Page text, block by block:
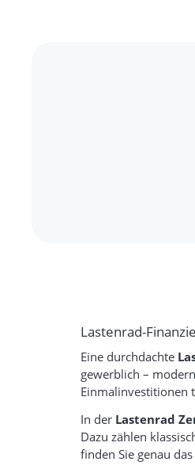
Lastenrad-
Eine durchdachte
gewerblich –
Einmalinvestitionen
In der Lastenrad
Dazu zählen
finden Sie genau